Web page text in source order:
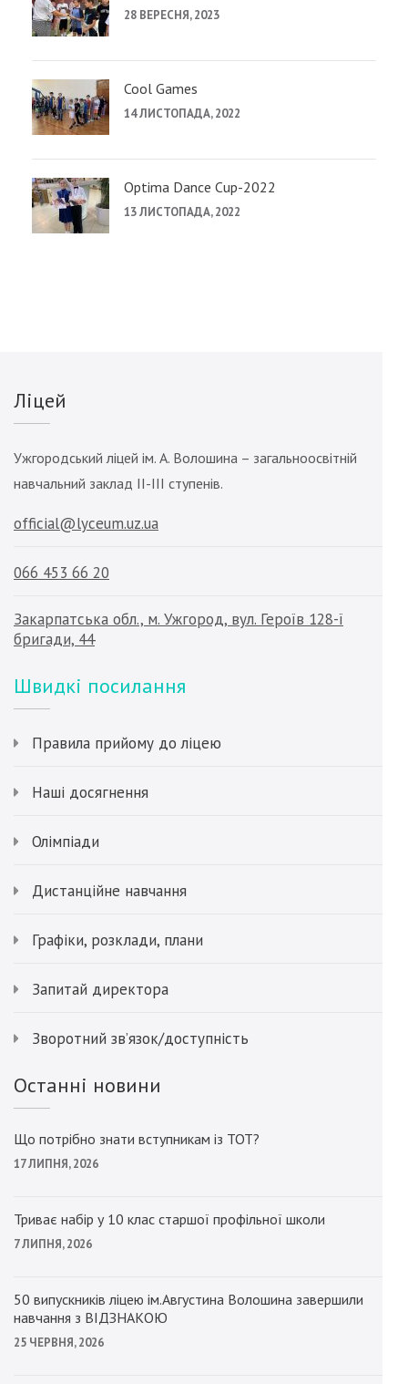
28 ВЕРЕСНЯ, 2023
Cool Games
14 ЛИСТОПАДА, 2022
Optima Dance Cup-2022
13 ЛИСТОПАДА, 2022
Ліцей
Ужгородський ліцей ім. А. Волошина – загальноосвітній
навчальний заклад ІІ-ІІІ ступенів.
official@lyceum.uz.ua
066 453 66 20
Закарпатська обл., м. Ужгород, вул. Героїв 128-ї
бригади, 44
Швидкі посилання
Правила прийому до ліцею
Наші досягнення
Олімпіади
Дистанційне навчання
Графіки, розклади, плани
Запитай директора
Зворотний зв’язок/доступність
Останні новини
Що потрібно знати вступникам із ТОТ?
17 ЛИПНЯ, 2026
Триває набір у 10 клас старшої профільної школи
7 ЛИПНЯ, 2026
50 випускників ліцею ім.Августина Волошина завершили
навчання з ВІДЗНАКОЮ
25 ЧЕРВНЯ, 2026